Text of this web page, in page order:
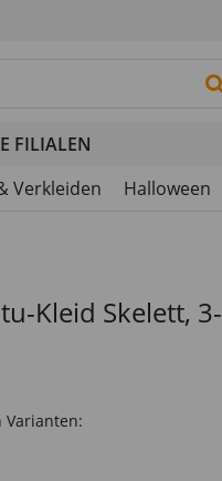
FILIALEN
Verkleiden Halloween
Kleid Skelett, 3-
Varianten: